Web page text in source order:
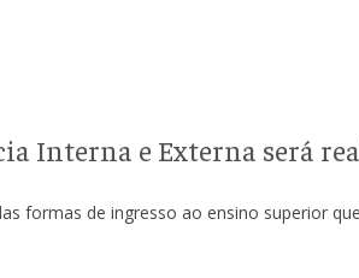
Interna e Externa será
formas de ingresso ao ensino superior